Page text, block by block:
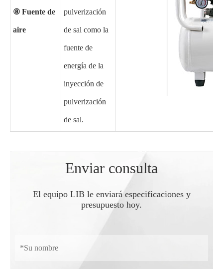
⑧ Fuente de
aire
pulverización
de sal como la
fuente de
energía de la
inyección de
pulverización
de sal.
Enviar consulta
El equipo LIB le enviará especificaciones y
presupuesto hoy.